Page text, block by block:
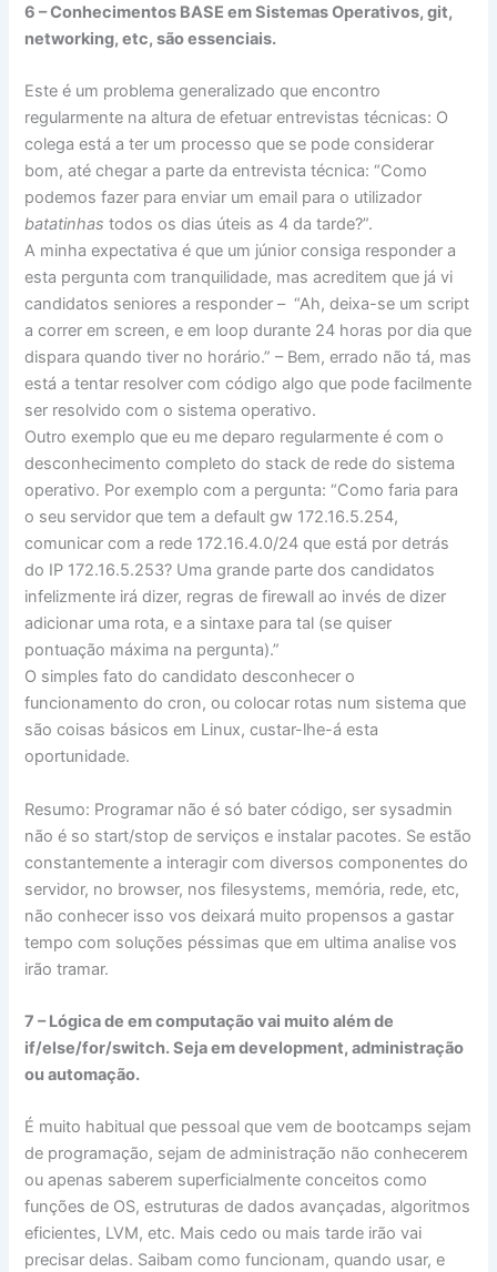
6 – Conhecimentos BASE em Sistemas Operativos, git,
networking, etc, são essenciais.
Este é um problema generalizado que encontro
regularmente na altura de efetuar entrevistas técnicas: O
colega está a ter um processo que se pode considerar
bom, até chegar a parte da entrevista técnica: “Como
podemos fazer para enviar um email para o utilizador
batatinhas todos os dias úteis as 4 da tarde?”.
A minha expectativa é que um júnior consiga responder a
esta pergunta com tranquilidade, mas acreditem que já vi
candidatos seniores a responder – “Ah, deixa-se um script
a correr em screen, e em loop durante 24 horas por dia que
dispara quando tiver no horário.” – Bem, errado não tá, mas
está a tentar resolver com código algo que pode facilmente
ser resolvido com o sistema operativo.
Outro exemplo que eu me deparo regularmente é com o
desconhecimento completo do stack de rede do sistema
operativo. Por exemplo com a pergunta: “Como faria para
o seu servidor que tem a default gw 172.16.5.254,
comunicar com a rede 172.16.4.0/24 que está por detrás
do IP 172.16.5.253? Uma grande parte dos candidatos
infelizmente irá dizer, regras de firewall ao invés de dizer
adicionar uma rota, e a sintaxe para tal (se quiser
pontuação máxima na pergunta).”
O simples fato do candidato desconhecer o
funcionamento do cron, ou colocar rotas num sistema que
são coisas básicos em Linux, custar-lhe-á esta
oportunidade.
Resumo: Programar não é só bater código, ser sysadmin
não é so start/stop de serviços e instalar pacotes. Se estão
constantemente a interagir com diversos componentes do
servidor, no browser, nos filesystems, memória, rede, etc,
não conhecer isso vos deixará muito propensos a gastar
tempo com soluções péssimas que em ultima analise vos
irão tramar.
7 – Lógica de em computação vai muito além de
if/else/for/switch. Seja em development, administração
ou automação.
É muito habitual que pessoal que vem de bootcamps sejam
de programação, sejam de administração não conhecerem
ou apenas saberem superficialmente conceitos como
funções de OS, estruturas de dados avançadas, algoritmos
eficientes, LVM, etc. Mais cedo ou mais tarde irão vai
precisar delas. Saibam como funcionam, quando usar, e